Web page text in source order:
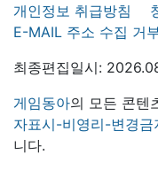
개인정보 취급방침
E-MAIL 주소 수집 거
최종편집일시:
게임동아의 모든 콘텐
자표시-비영리-변경금
니다.